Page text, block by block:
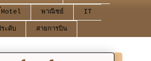
้Hotel พาณิชย์ IT
ระดับ สายการบิน